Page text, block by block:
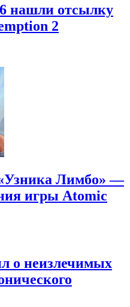
нашли отсылку
2
Лимбо» —
игры Atomic
о неизлечимых